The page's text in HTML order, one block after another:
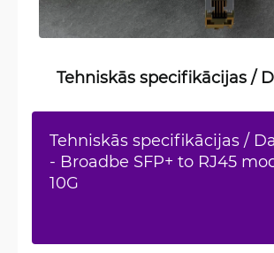
Tehniskās specifikācijas /
Tehniskās specifikācijas /
- Broadbe SFP+ to RJ45
10G